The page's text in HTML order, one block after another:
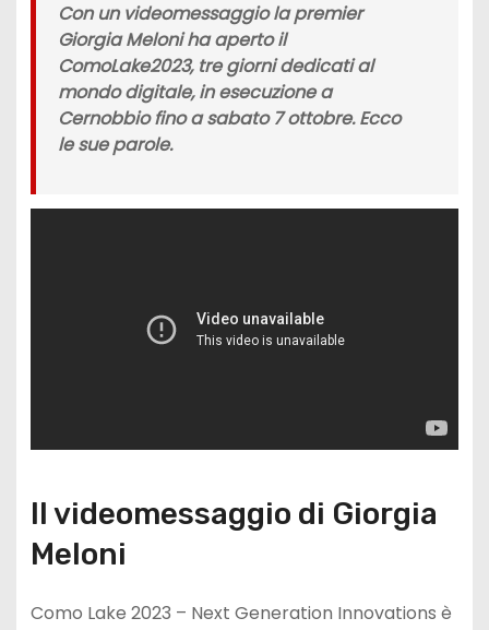
Con un videomessaggio la premier
Giorgia Meloni ha aperto il
ComoLake2023, tre giorni dedicati al
mondo digitale, in esecuzione a
Cernobbio fino a sabato 7 ottobre. Ecco
le sue parole.
Il videomessaggio di Giorgia
Meloni
Como Lake 2023 – Next Generation Innovations è